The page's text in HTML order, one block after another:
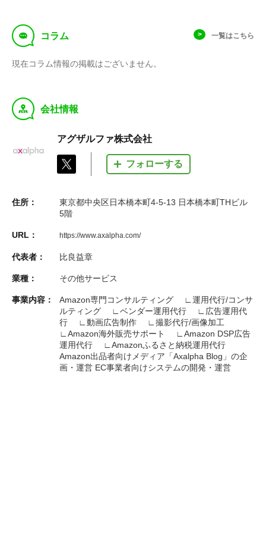
f コラム 一覧はこちら
現在コラム情報の掲載はございません。
y 会社情報
アグザルファ株式会社
フォローする
住所：
東京都中央区日本橋本町4-5-13 日本橋本町THビル
5階
URL： https://www.axalpha.com/
代表者： 比良益章
業種： その他サービス
事業内容：
Amazon専門コンサルティング ∟運用代行/コンサ
ルティング ∟ベンダー運用代行 ∟広告運用代
行 ∟動画広告制作 ∟撮影代行/画像加工
∟Amazon海外販売サポート ∟Amazon DSP広告
運用代行 ∟Amazonふるさと納税運用代行
Amazon出品者向けメディア「Axalpha Blog」の企
画・運営 EC事業者向けシステムの開発・運営